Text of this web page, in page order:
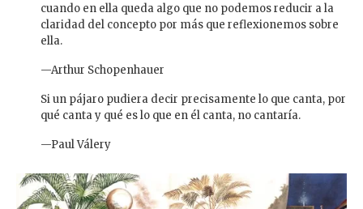
cuando en ella queda algo que no podemos reducir a la
claridad del concepto por más que reflexionemos sobre
ella.
—Arthur Schopenhauer
Si un pájaro pudiera decir precisamente lo que canta, por
qué canta y qué es lo que en él canta, no cantaría.
—Paul Válery